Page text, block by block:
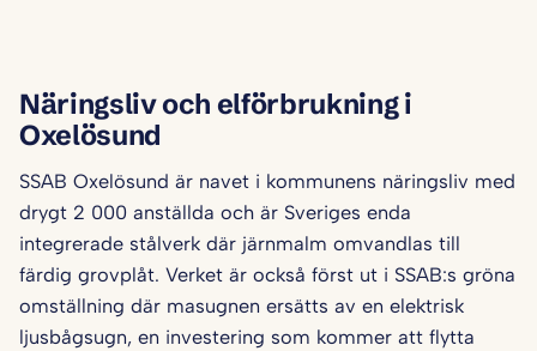
Näringsliv och elförbrukning i
Oxelösund
SSAB Oxelösund är navet i kommunens näringsliv med
drygt 2 000 anställda och är Sveriges enda
integrerade stålverk där järnmalm omvandlas till
färdig grovplåt. Verket är också först ut i SSAB:s gröna
omställning där masugnen ersätts av en elektrisk
ljusbågsugn, en investering som kommer att flytta